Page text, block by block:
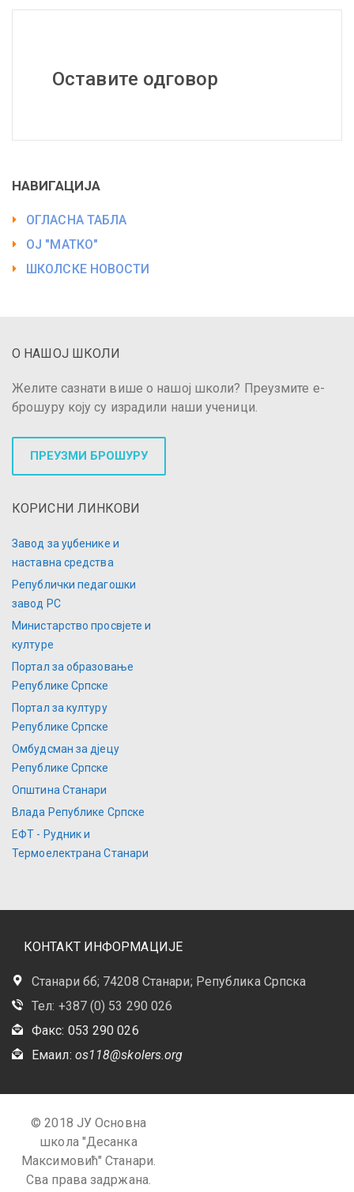
Оставите одговор
НАВИГАЦИЈА
ОГЛАСНА ТАБЛА
ОЈ "МАТКО"
ШКОЛСКЕ НОВОСТИ
О НАШОЈ ШКОЛИ
Желите сазнати више о нашој школи? Преузмите е-
брошуру коју су израдили наши ученици.
ПРЕУЗМИ БРОШУРУ
КОРИСНИ ЛИНКОВИ
Завод за уџбенике и
наставна средства
Републички педагошки
завод РС
Министарство просвјете и
културе
Портал за образовање
Републике Српске
Портал за културу
Републике Српске
Омбудсман за дјецу
Републике Српске
Општина Станари
Влада Републике Српске
ЕФТ - Рудник и
Термоелектрана Станари
КОНТАКТ ИНФОРМАЦИЈЕ
Станари бб; 74208 Станари; Република Српска
Тел: +387 (0) 53 290 026
Факс: 053 290 026
Емаил: os118@skolers.org
© 2018 ЈУ Основна
школа "Десанка
Максимовић" Станари.
Сва права задржана.